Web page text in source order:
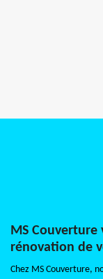
MS Couverture
rénovation de
Chez MS Couverture,